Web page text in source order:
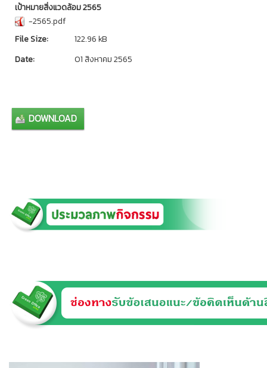
เป้าหมายสิ่งแวดล้อม 2565
-2565.pdf
File Size:
122.96 kB
Date:
01 สิงหาคม 2565